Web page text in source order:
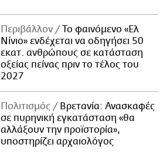
Περιβάλλον
Το φαινόμενο «Ελ
Νίνιο» ενδέχεται να οδηγήσει 50
εκατ. ανθρώπους σε κατάσταση
οξείας πείνας πριν το τέλος του
2027
Πολιτισμός
Βρετανία: Ανασκαφές
σε πυρηνική εγκατάσταση «θα
αλλάξουν την προϊστορία»,
υποστηρίζει αρχαιολόγος